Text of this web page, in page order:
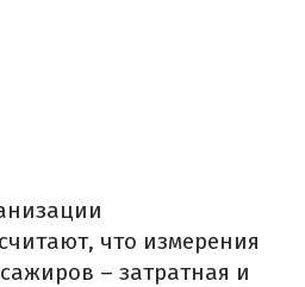
что измерения
– затратная и